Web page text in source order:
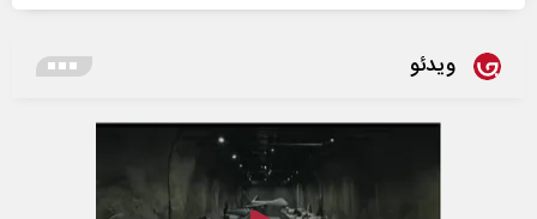
ویدئو